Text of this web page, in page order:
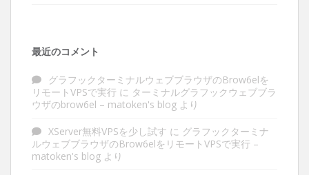
最近のコメント
グラフックターミナルウェブブラウザのBrow6elを
リモートVPSで実行 に ターミナルグラフックウェブブラ
ウザのbrow6el – matoken's blog より
XServer無料VPSを少し試す に グラフックターミナ
ルウェブブラウザのBrow6elをリモートVPSで実行 –
matoken's blog より